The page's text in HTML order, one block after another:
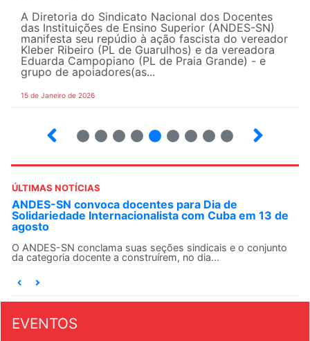
A Diretoria do Sindicato Nacional dos Docentes
das Instituições de Ensino Superior (ANDES-SN)
manifesta seu repúdio à ação fascista do vereador
Kleber Ribeiro (PL de Guarulhos) e da vereadora
Eduarda Campopiano (PL de Praia Grande) - e
grupo de apoiadores(as...
15 de Janeiro de 2026
ÚLTIMAS NOTÍCIAS
ANDES-SN convoca docentes para Dia de
Solidariedade Internacionalista com Cuba em 13 de
agosto
O ANDES-SN conclama suas seções sindicais e o conjunto
da categoria docente a construírem, no dia...
EVENTOS